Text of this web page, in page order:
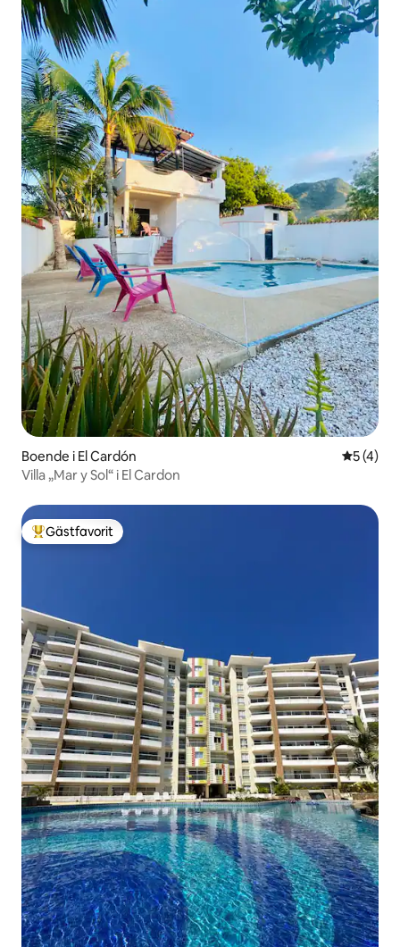
Boende i El Cardón 5 av 5 i
5 (4)
Villa „Mar y Sol“ i El Cardon
Populär gästfavorit
Gästfavorit